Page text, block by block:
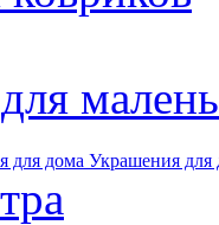
Украшения для